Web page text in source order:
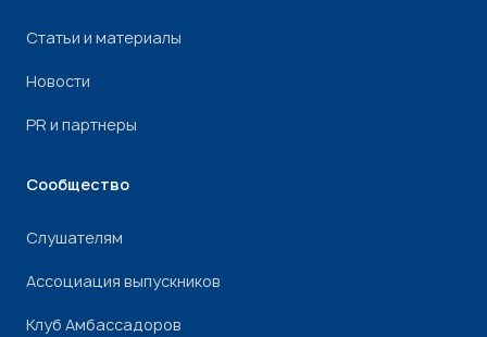
Статьи и материалы
Новости
PR и партнеры
Сообщество
Слушателям
Ассоциация выпускников
Клуб Амбассадоров